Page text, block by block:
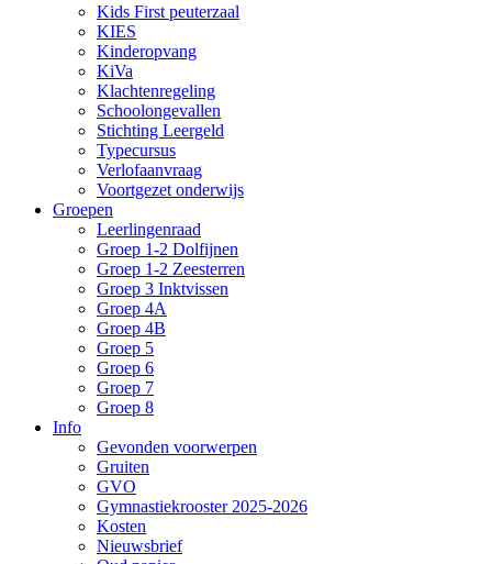
Kids First peuterzaal
KIES
Kinderopvang
KiVa
Klachtenregeling
Schoolongevallen
Stichting Leergeld
Typecursus
Verlofaanvraag
Voortgezet onderwijs
Groepen
Leerlingenraad
Groep 1-2 Dolfijnen
Groep 1-2 Zeesterren
Groep 3 Inktvissen
Groep 4A
Groep 4B
Groep 5
Groep 6
Groep 7
Groep 8
Info
Gevonden voorwerpen
Gruiten
GVO
Gymnastiekrooster 2025-2026
Kosten
Nieuwsbrief